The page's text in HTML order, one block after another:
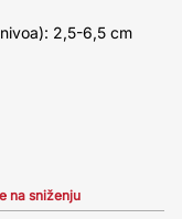
2,5-6,5 cm
na sniženju